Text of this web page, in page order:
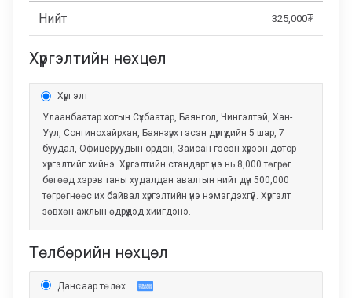
Нийт 325,000₮
Хүргэлтийн нөхцөл
Хүргэлт
Улаанбаатар хотын Сүхбаатар, Баянгол, Чингэлтэй, Хан-
Уул, Сонгиноxайрхан, Баянзүрх гэсэн дүүргүүдийн 5 шар, 7
буудал, Офицеруудын ордон, Зайсан гэсэн хүрээн дотор
хүргэлтийг хийнэ. Хүргэлтийн стандарт үнэ нь 8,000 төгрөг
бөгөөд хэрэв таны худалдан авалтын нийт дүн 500,000
төгрөгнөөс их байвал хүргэлтийн үнэ нэмэгдэхгүй. Хүргэлт
зөвхөн ажлын өдрүүдэд хийгдэнэ.
Төлбөрийн нөхцөл
Дансаар төлөх